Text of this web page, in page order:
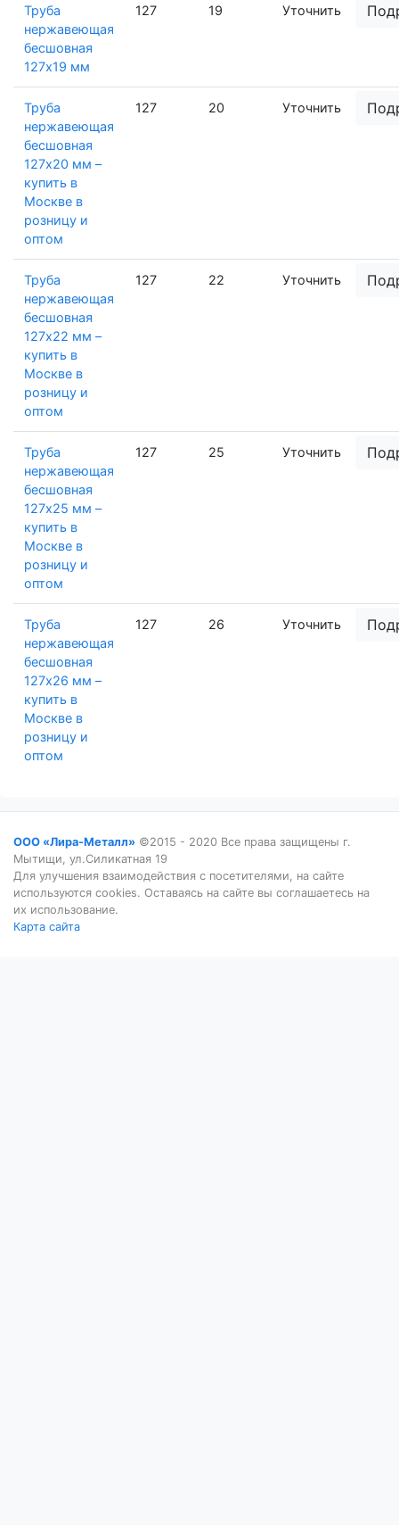
Труба
нержавеющая
бесшовная
127х19 мм
127 19 Уточнить
Труба
нержавеющая
бесшовная
127х20 мм –
купить в
Москве в
розницу и
оптом
127 20 Уточнить
Труба
нержавеющая
бесшовная
127х22 мм –
купить в
Москве в
розницу и
оптом
127 22 Уточнить
Труба
нержавеющая
бесшовная
127х25 мм –
купить в
Москве в
розницу и
оптом
127 25 Уточнить
Труба
нержавеющая
бесшовная
127х26 мм –
купить в
Москве в
розницу и
оптом
127 26 Уточнить
ООО «Лира-Металл» ©2015 - 2020 Все права защищены г.
Мытищи, ул.Силикатная 19
Для улучшения взаимодействия с посетителями, на сайте
используются cookies. Оставаясь на сайте вы соглашаетесь на
их использование.
Карта сайта